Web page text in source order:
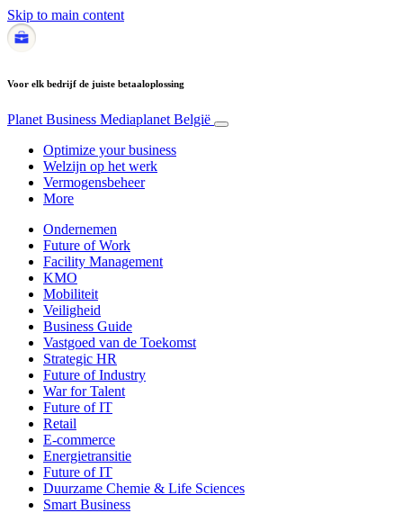
Skip to main content
Voor elk bedrijf de juiste betaaloplossing
Planet Business Mediaplanet België
Optimize your business
Welzijn op het werk
Vermogensbeheer
More
Ondernemen
Future of Work
Facility Management
KMO
Mobiliteit
Veiligheid
Business Guide
Vastgoed van de Toekomst
Strategic HR
Future of Industry
War for Talent
Future of IT
Retail
E-commerce
Energietransitie
Future of IT
Duurzame Chemie & Life Sciences
Smart Business